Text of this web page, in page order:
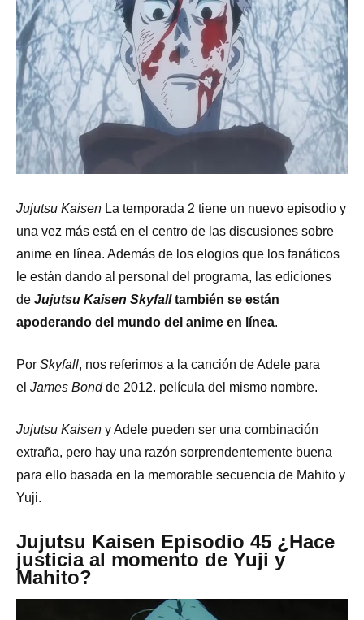
Jujutsu Kaisen La temporada 2 tiene un nuevo episodio y
una vez más está en el centro de las discusiones sobre
anime en línea. Además de los elogios que los fanáticos
le están dando al personal del programa, las ediciones
de Jujutsu Kaisen Skyfalltambién se están
apoderando del mundo del anime en línea.
Por Skyfall, nos referimos a la canción de Adele para
el James Bondde 2012. película del mismo nombre.
Jujutsu Kaisen y Adele pueden ser una combinación
extraña, pero hay una razón sorprendentemente buena
para ello basada en la memorable secuencia de Mahito y
Yuji.
Jujutsu Kaisen Episodio 45 ¿Hace
justicia al momento de Yuji y
Mahito?